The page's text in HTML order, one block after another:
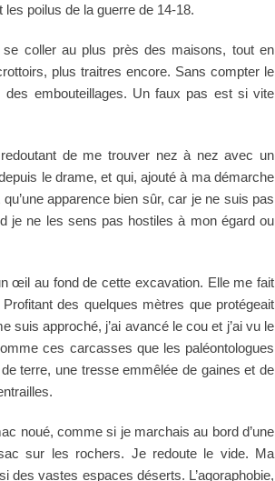
poilus de la guerre de 14-18.
se coller au plus près des maisons, tout en
plus traitres encore. Sans compter le
embouteillages. Un faux pas est si vite
de me trouver nez à nez avec un
le drame, et qui, ajouté à ma démarche
apparence bien sûr, car je ne suis pas
je ne les sens pas hostiles à mon égard ou
œil au fond de cette excavation. Elle me fait
des quelques mètres que protégeait
approché, j’ai avancé le cou et j’ai vu le
ces carcasses que les paléontologues
terre, une tresse emmêlée de gaines et de
noué, comme si je marchais au bord d’une
sur les rochers. Je redoute le vide. Ma
des vastes espaces déserts. L’agoraphobie,